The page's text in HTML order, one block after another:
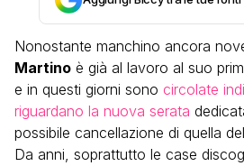
Nonostante manchino ancora
Martino è già al lavoro al suo
e in questi giorni sono circolate
riguardano la nuova serata
possibile cancellazione di quella
Da anni, soprattutto le case